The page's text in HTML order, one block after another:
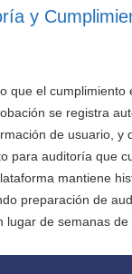
y
que el cumplimiento
se registra
de usuario, y
para auditoría que
mantiene
preparación de
lugar de semanas de